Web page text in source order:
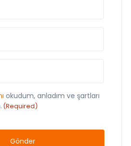
okudum, anladım ve şartları
(Required)